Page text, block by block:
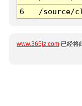
6
/source/
www.365jz.com 已经将